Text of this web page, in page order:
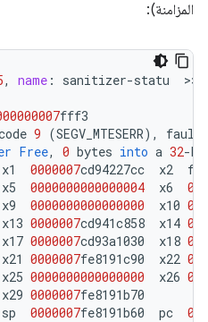
المزامنة):
, name : sanitizer-statu
fff3
9 (SEGV_MTESERR),
fault
Free, 0 bytes into a 32-
x1 0000007cd94227cc x2
x5 0000000000000004 x6
x9 0000000000000000 x10
x13 0000007cd941c858 x14
x17 0000007cd93a1030 x18
x21 0000007fe8191c90 x22
x25 0000000000000000 x26
x29 0000007fe8191b70
sp 0000007fe8191b60 pc